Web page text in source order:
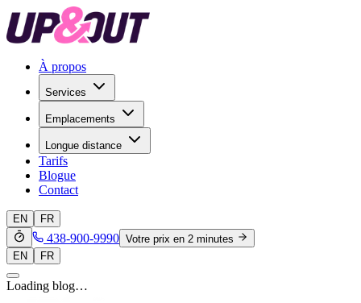
À propos
Services
Emplacements
Longue distance
Tarifs
Blogue
Contact
EN FR
438-900-9990 Votre prix en 2 minutes
EN
FR
Loading blog…